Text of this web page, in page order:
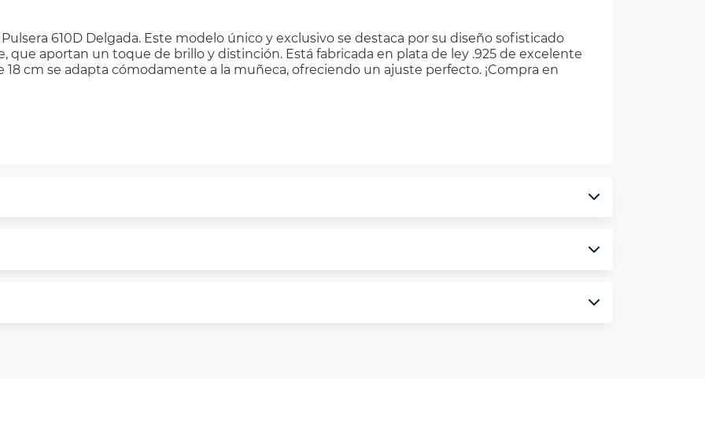
610D Delgada. Este modelo único y exclusivo se destaca por su diseño sofisticado
que aportan un toque de brillo y distinción. Está fabricada en plata de ley .925 de excelente
cm se adapta cómodamente a la muñeca, ofreciendo un ajuste perfecto. ¡Compra en